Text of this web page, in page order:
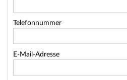
Telefonnummer
E-Mail-Adresse